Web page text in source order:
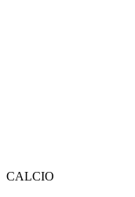
CALCIO